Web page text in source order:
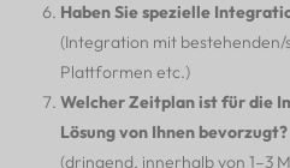
Haben Sie spezielle
(Integration mit
Plattformen etc.)
Welcher Zeitplan ist für die
Lösung von Ihnen bevorzugt?
(dringend, innerhalb von 1–3